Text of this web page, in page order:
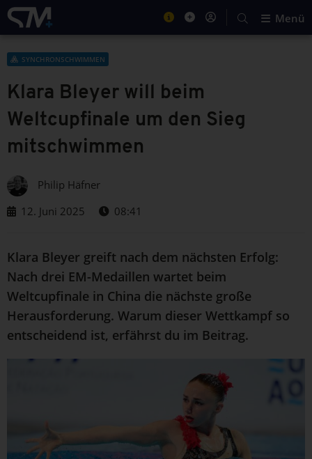
Menü
SYNCHRONSCHWIMMEN
Klara Bleyer will beim
Weltcupfinale um den Sieg
mitschwimmen
Philip Häfner
12. Juni 2025
08:41
Klara Bleyer greift nach dem nächsten Erfolg:
Nach drei EM-Medaillen wartet beim
Weltcupfinale in China die nächste große
Herausforderung. Warum dieser Wettkampf so
entscheidend ist, erfährst du im Beitrag.